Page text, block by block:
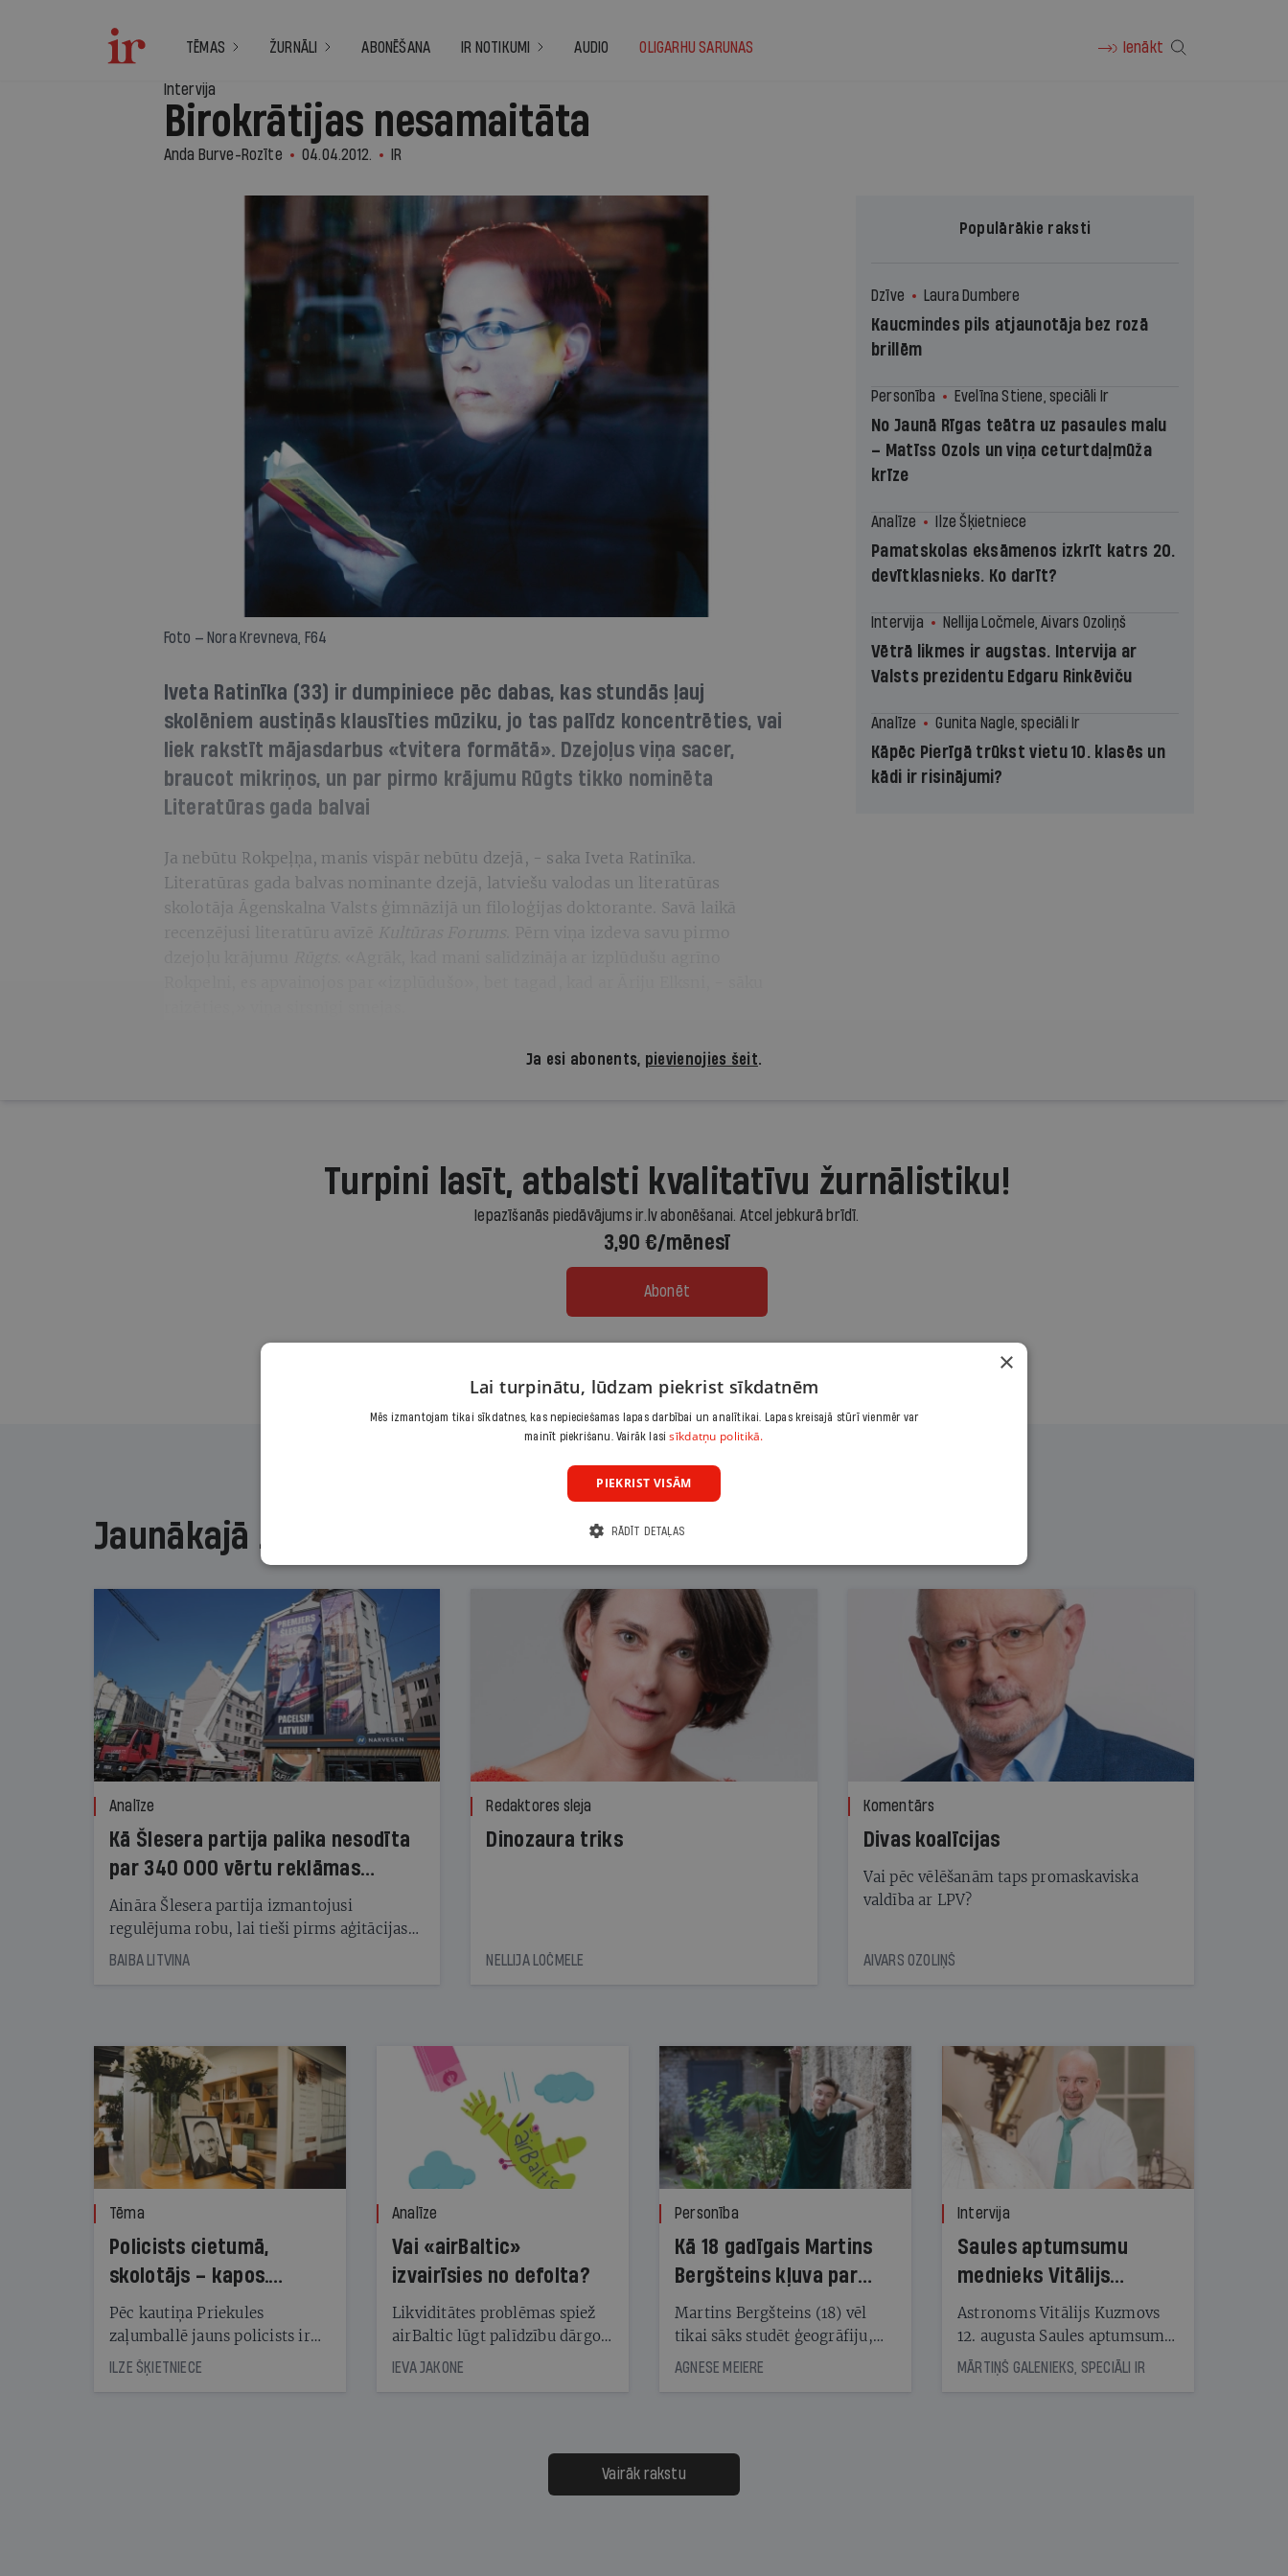
TĒMAS ŽURNĀLI ABONĒŠANA IR NOTIKUMI AUDIO OLIGARHU SARUNAS Ienākt
Intervija
Birokrātijas nesamaitāta
Anda Burve-Rozīte 04.04.2012. IR
Foto — Nora Krevneva, F64
Iveta Ratinīka (33) ir dumpiniece pēc dabas, kas stundās ļauj
skolēniem austiņās klausīties mūziku, jo tas palīdz koncentrēties, vai
liek rakstīt mājasdarbus «tvitera formātā». Dzejoļus viņa sacer,
braucot mikriņos, un par pirmo krājumu Rūgts tikko nominēta
Literatūras gada balvai
Ja nebūtu Rokpeļņa, manis vispār nebūtu dzejā, - saka Iveta Ratinīka.
Literatūras gada balvas nominante dzejā, latviešu valodas un literatūras
skolotāja Āgenskalna Valsts ģimnāzijā un filoloģijas doktorante. Savā laikā
Populārākie raksti
Dzīve Laura Dumbere
Kaucmindes pils atjaunotāja bez rozā
brillēm
Personība Evelīna Stiene, speciāli Ir
No Jaunā Rīgas teātra uz pasaules malu
– Matīss Ozols un viņa ceturtdaļmūža
krīze
Analīze Ilze Šķietniece
Pamatskolas eksāmenos izkrīt katrs 20.
devītklasnieks. Ko darīt?
Intervija Nellija Ločmele, Aivars Ozoliņš
Vētrā likmes ir augstas. Intervija ar
Valsts prezidentu Edgaru Rinkēviču
Analīze Gunita Nagle, speciāli Ir
Kāpēc Pierīgā trūkst vietu 10. klasēs un
kādi ir risinājumi?
Ja esi abonents, pievienojies šeit.
Turpini lasīt, atbalsti kvalitatīvu žurnālistiku!
Iepazīšanās piedāvājums ir.lv abonēšanai. Atcel jebkurā brīdī.
3,90 €/mēnesī
Abonēt
Jaunākajā žurnālā
Analīze
Kā Šlesera partija palika nesodīta
par 340 000 vērtu reklāmas
kampaņu
Aināra Šlesera partija izmantojusi
regulējuma robu, lai tieši pirms aģitācijas
starta izreklamētos par summu, kas
BAIBA LITVINA
Redaktores sleja
Dinozaura triks
NELLIJA LOČMELE
Komentārs
Divas koalīcijas
Vai pēc vēlēšanām taps promaskaviska
valdība ar LPV?
AIVARS OZOLIŅŠ
Tēma
Policists cietumā,
skolotājs – kapos.
Reibuma cena Priekulē
Pēc kautiņa Priekules
zaļumballē jauns policists ir
nonācis cietumā, bet
cienījams pedagogs — kapos.
ILZE ŠĶIETNIECE
Analīze
Vai «airBaltic»
izvairīsies no defolta?
Likviditātes problēmas spiež
airBaltic lūgt palīdzību dārgo
obligāciju turētājiem, taču
samaksāt augstos procentus,
kas jāpārskaita jau trīs dienas
pirms nākamās sapulces
IEVA JAKONE
Personība
Kā 18 gadīgais Martins
Bergšteins kļuva par
laika ziņu seju?
Martins Bergšteins (18) vēl
tikai sāks studēt ģeogrāfiju,
bet viņa sacītajam jau uzticas
uzcītīga darba, mammas
atbalsts un drosme turpināt
meteovērojumus arī tad, kad
AGNESE MEIERE
Intervija
Saules aptumsumu
mednieks Vitālijs
Kuzmovs
Astronoms Vitālijs Kuzmovs
12. augusta Saules aptumsumu
dosies vērot Maļorkā, kur tas
būs pilns. Jau nākamajā dienā
MĀRTIŅŠ GALENIEKS, SPECIĀLI IR
Vairāk rakstu
×
Lai turpinātu, lūdzam piekrist sīkdatnēm
Mēs izmantojam tikai sīkdatnes, kas nepieciešamas lapas darbībai un analītikai. Lapas kreisajā stūrī vienmēr var
mainīt piekrišanu. Vairāk lasisīkdatņu politikā.
PIEKRIST VISĀM
RĀDĪT DETAĻAS